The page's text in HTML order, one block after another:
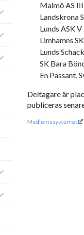
Malmö AS III
Landskrona
Lunds ASK V
Limhamns
Lunds
SK Bara
En Passant,
Deltagare är
publiceras
Medlemssystemet